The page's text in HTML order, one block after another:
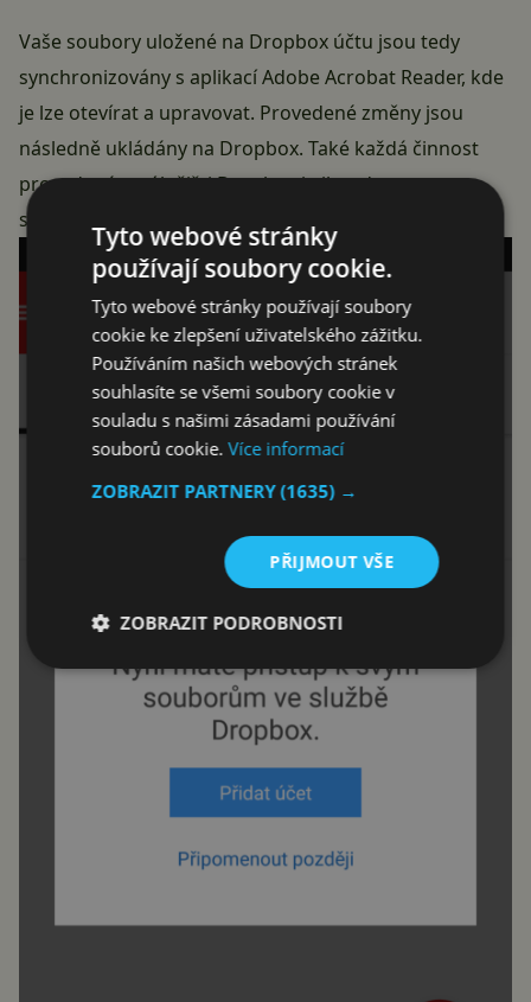
Vaše soubory uložené na Dropbox účtu jsou tedy
synchronizovány s aplikací Adobe Acrobat Reader, kde
je lze otevírat a upravovat. Provedené změny jsou
následně ukládány na Dropbox. Také každá činnost
provedená na úložišti Dropbox je ihned
synchronizována s aplikací Adobe Acrobat Reader.
Tyto webové stránky
používají soubory cookie.
Tyto webové stránky používají soubory
cookie ke zlepšení uživatelského zážitku.
Používáním našich webových stránek
souhlasíte se všemi soubory cookie v
souladu s našimi zásadami používání
souborů cookie.Více informací
ZOBRAZIT PARTNERY(1635) →
PŘIJMOUT VŠE
ZOBRAZIT PODROBNOSTI